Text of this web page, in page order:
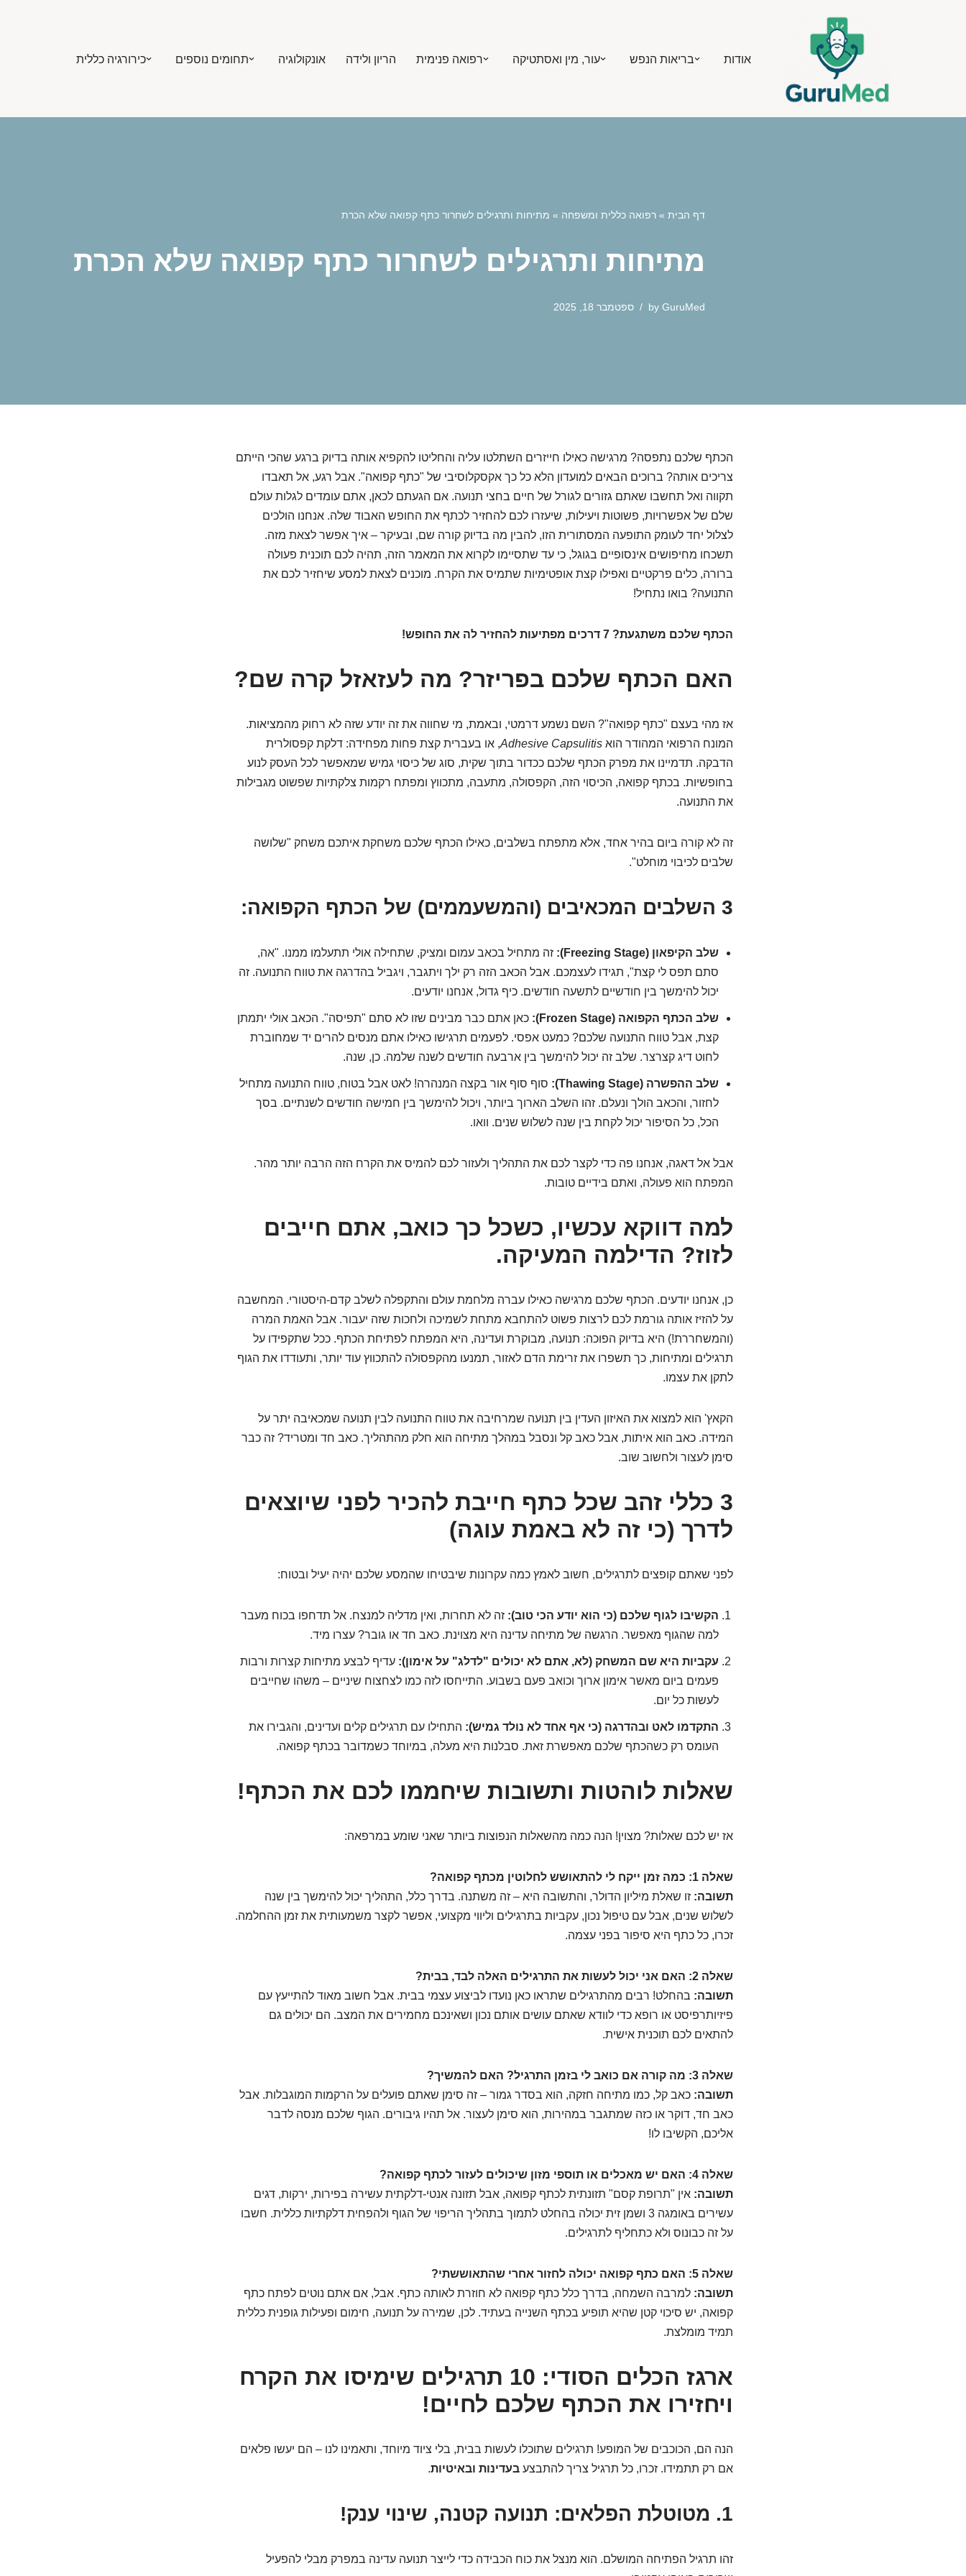
אודות בריאות הנפש עור, מין ואסתטיקה רפואה פנימית הריון ולידה אונקולוגיה תחומים נוספים כירורגיה כללית
דף הבית » רפואה כללית ומשפחה » מתיחות ותרגילים לשחרור כתף קפואה שלא הכרת
מתיחות ותרגילים לשחרור כתף קפואה שלא הכרת
by GuruMed ספטמבר 18, 2025
הכתף שלכם נתפסה? מרגישה כאילו חייזרים השתלטו עליה והחליטו להקפיא אותה בדיוק ברגע שהכי הייתם
צריכים אותה? ברוכים הבאים למועדון הלא כל כך אקסקלוסיבי של "כתף קפואה". אבל רגע, אל תאבדו
תקווה ואל תחשבו שאתם גזורים לגורל של חיים בחצי תנועה. אם הגעתם לכאן, אתם עומדים לגלות עולם
שלם של אפשרויות, פשוטות ויעילות, שיעזרו לכם להחזיר לכתף את החופש האבוד שלה. אנחנו הולכים
לצלול יחד לעומק התופעה המסתורית הזו, להבין מה בדיוק קורה שם, ובעיקר – איך אפשר לצאת מזה.
תשכחו מחיפושים אינסופיים בגוגל, כי עד שתסיימו לקרוא את המאמר הזה, תהיה לכם תוכנית פעולה
ברורה, כלים פרקטיים ואפילו קצת אופטימיות שתמיס את הקרח. מוכנים לצאת למסע שיחזיר לכם את
התנועה? בואו נתחיל!
הכתף שלכם משתגעת? 7 דרכים מפתיעות להחזיר לה את החופש!
האם הכתף שלכם בפריזר? מה לעזאזל קרה שם?
אז מהי בעצם "כתף קפואה"? השם נשמע דרמטי, ובאמת, מי שחווה את זה יודע שזה לא רחוק מהמציאות.
המונח הרפואי המהודר הואAdhesive Capsulitis, או בעברית קצת פחות מפחידה: דלקת קפסולרית
הדבקה. תדמיינו את מפרק הכתף שלכם ככדור בתוך שקית, סוג של כיסוי גמיש שמאפשר לכל העסק לנוע
בחופשיות. בכתף קפואה, הכיסוי הזה, הקפסולה, מתעבה, מתכווץ ומפתח רקמות צלקתיות שפשוט מגבילות
את התנועה.
זה לא קורה ביום בהיר אחד, אלא מתפתח בשלבים, כאילו הכתף שלכם משחקת איתכם משחק "שלושה
שלבים לכיבוי מוחלט".
3 השלבים המכאיבים (והמשעממים) של הכתף הקפואה:
שלב הקיפאון (Freezing Stage):
זה מתחיל בכאב עמום ומציק, שתחילה אולי תתעלמו ממנו. "אה,
סתם תפס לי קצת", תגידו לעצמכם. אבל הכאב הזה רק ילך ויתגבר, ויגביל בהדרגה את טווח התנועה. זה
יכול להימשך בין חודשיים לתשעה חודשים. כיף גדול, אנחנו יודעים.
שלב הכתף הקפואה (Frozen Stage):
כאן אתם כבר מבינים שזו לא סתם "תפיסה". הכאב אולי יתמתן
קצת, אבל טווח התנועה שלכם? כמעט אפסי. לפעמים תרגישו כאילו אתם מנסים להרים יד שמחוברת
לחוט דיג קצרצר. שלב זה יכול להימשך בין ארבעה חודשים לשנה שלמה. כן, שנה.
שלב ההפשרה (Thawing Stage):
סוף סוף אור בקצה המנהרה! לאט אבל בטוח, טווח התנועה מתחיל
לחזור, והכאב הולך ונעלם. זהו השלב הארוך ביותר, ויכול להימשך בין חמישה חודשים לשנתיים. בסך
הכל, כל הסיפור יכול לקחת בין שנה לשלוש שנים. וואו.
אבל אל דאגה, אנחנו פה כדי לקצר לכם את התהליך ולעזור לכם להמיס את הקרח הזה הרבה יותר מהר.
המפתח הוא פעולה, ואתם בידיים טובות.
למה דווקא עכשיו, כשכל כך כואב, אתם חייבים
לזוז? הדילמה המעיקה.
כן, אנחנו יודעים. הכתף שלכם מרגישה כאילו עברה מלחמת עולם והתקפלה לשלב קדם-היסטורי. המחשבה
על להזיז אותה גורמת לכם לרצות פשוט להתחבא מתחת לשמיכה ולחכות שזה יעבור. אבל האמת המרה
(והמשחררת!) היא בדיוק הפוכה: תנועה, מבוקרת ועדינה, היא המפתח לפתיחת הכתף. ככל שתקפידו על
תרגילים ומתיחות, כך תשפרו את זרימת הדם לאזור, תמנעו מהקפסולה להתכווץ עוד יותר, ותעודדו את הגוף
לתקן את עצמו.
הקאץ' הוא למצוא את האיזון העדין בין תנועה שמרחיבה את טווח התנועה לבין תנועה שמכאיבה יתר על
המידה. כאב הוא איתות, אבל כאב קל ונסבל במהלך מתיחה הוא חלק מהתהליך. כאב חד ומטריד? זה כבר
סימן לעצור ולחשוב שוב.
3 כללי זהב שכל כתף חייבת להכיר לפני שיוצאים
לדרך (כי זה לא באמת עוגה)
לפני שאתם קופצים לתרגילים, חשוב לאמץ כמה עקרונות שיבטיחו שהמסע שלכם יהיה יעיל ובטוח:
הקשיבו לגוף שלכם (כי הוא יודע הכי טוב): זה לא תחרות, ואין מדליה למנצח. אל תדחפו בכוח מעבר
למה שהגוף מאפשר. הרגשה של מתיחה עדינה היא מצוינת. כאב חד או גובר? עצרו מיד.
עקביות היא שם המשחק (לא, אתם לא יכולים "לדלג" על אימון): עדיף לבצע מתיחות קצרות ורבות
פעמים ביום מאשר אימון ארוך וכואב פעם בשבוע. התייחסו לזה כמו לצחצוח שיניים – משהו שחייבים
לעשות כל יום.
התקדמו לאט ובהדרגה (כי אף אחד לא נולד גמיש): התחילו עם תרגילים קלים ועדינים, והגבירו את
העומס רק כשהכתף שלכם מאפשרת זאת. סבלנות היא מעלה, במיוחד כשמדובר בכתף קפואה.
שאלות לוהטות ותשובות שיחממו לכם את הכתף!
אז יש לכם שאלות? מצוין! הנה כמה מהשאלות הנפוצות ביותר שאני שומע במרפאה:
שאלה 1: כמה זמן ייקח לי להתאושש לחלוטין מכתף קפואה?
תשובה: זו שאלת מיליון הדולר, והתשובה היא – זה משתנה. בדרך כלל, התהליך יכול להימשך בין שנה
לשלוש שנים, אבל עם טיפול נכון, עקביות בתרגילים וליווי מקצועי, אפשר לקצר משמעותית את זמן ההחלמה.
זכרו, כל כתף היא סיפור בפני עצמה.
שאלה 2: האם אני יכול לעשות את התרגילים האלה לבד, בבית?
תשובה: בהחלט! רבים מהתרגילים שתראו כאן נועדו לביצוע עצמי בבית. אבל חשוב מאוד להתייעץ עם
פיזיותרפיסט או רופא כדי לוודא שאתם עושים אותם נכון ושאינכם מחמירים את המצב. הם יכולים גם
להתאים לכם תוכנית אישית.
שאלה 3: מה קורה אם כואב לי בזמן התרגיל? האם להמשיך?
תשובה: כאב קל, כמו מתיחה חזקה, הוא בסדר גמור – זה סימן שאתם פועלים על הרקמות המוגבלות. אבל
כאב חד, דוקר או כזה שמתגבר במהירות, הוא סימן לעצור. אל תהיו גיבורים. הגוף שלכם מנסה לדבר
אליכם, הקשיבו לו!
שאלה 4: האם יש מאכלים או תוספי מזון שיכולים לעזור לכתף קפואה?
תשובה: אין "תרופת קסם" תזונתית לכתף קפואה, אבל תזונה אנטי-דלקתית עשירה בפירות, ירקות, דגים
עשירים באומגה 3 ושמן זית יכולה בהחלט לתמוך בתהליך הריפוי של הגוף ולהפחית דלקתיות כללית. חשבו
על זה כבונוס ולא כתחליף לתרגילים.
שאלה 5: האם כתף קפואה יכולה לחזור אחרי שהתאוששתי?
תשובה: למרבה השמחה, בדרך כלל כתף קפואה לא חוזרת לאותה כתף. אבל, אם אתם נוטים לפתח כתף
קפואה, יש סיכוי קטן שהיא תופיע בכתף השנייה בעתיד. לכן, שמירה על תנועה, חימום ופעילות גופנית כללית
תמיד מומלצת.
ארגז הכלים הסודי: 10 תרגילים שימיסו את הקרח
ויחזירו את הכתף שלכם לחיים!
הנה הם, הכוכבים של המופע! תרגילים שתוכלו לעשות בבית, בלי ציוד מיוחד, ותאמינו לנו – הם יעשו פלאים
אם רק תתמידו. זכרו, כל תרגיל צריך להתבצעבעדינות ובאיטיות.
1. מטוטלת הפלאים: תנועה קטנה, שינוי ענק!
זהו תרגיל הפתיחה המושלם. הוא מנצל את כוח הכבידה כדי לייצר תנועה עדינה במפרק מבלי להפעיל